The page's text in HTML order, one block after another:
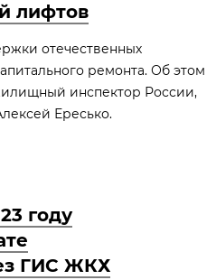
лифтов
отечественных
ремонта. Об этом
инспектор России,
Ересько.
году
ГИС ЖКХ